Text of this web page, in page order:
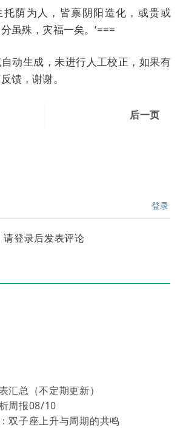
托荫为人，皆禀阴阳造化，或贵或
虽殊，灾福一矣。’===
动生成，未进行人工校正，如果有
馈，谢谢。
后一页
登录
请登录后发表评论
汇总（不定期更新）
周报08/10
双子座上升与周期的共鸣